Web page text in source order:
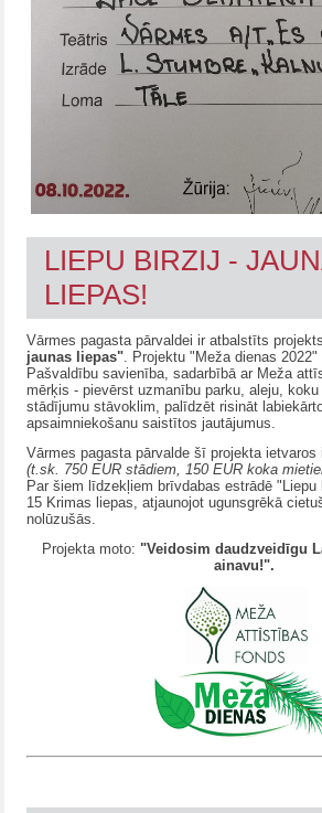
LIEPU BIRZIJ -
LIEPAS!
Vārmes pagasta pārvaldei ir atbalstīts projekts
jaunas liepas" . Projektu "Meža dienas
Pašvaldību savienība, sadarbībā ar Meža
mērķis - pievērst uzmanību parku, aleju,
stādījumu stāvoklim, palīdzēt risināt
apsaimniekošanu saistītos jautājumus.
Vārmes pagasta pārvalde šī projekta
(t.sk. 750 EUR stādiem, 150 EUR koka
Par šiem līdzekļiem brīvdabas estrādē
15 Krimas liepas, atjaunojot ugunsgrēkā
nolūzušās.
Projekta moto: "Veidosim daudzveidīgu
ainavu!".